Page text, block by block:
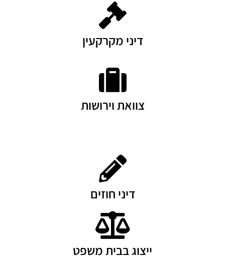
דיני מקרקעין
צוואת וירושות
דיני חוזים
ייצוג בבית משפט